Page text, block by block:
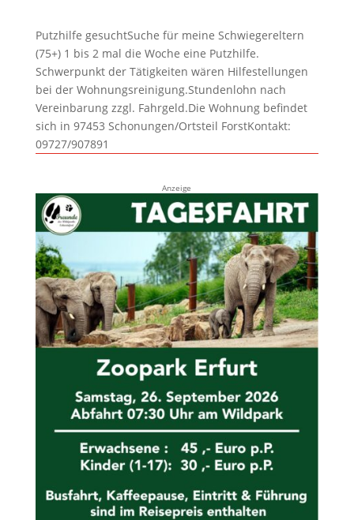
Putzhilfe gesuchtSuche für meine Schwiegereltern
(75+) 1 bis 2 mal die Woche eine Putzhilfe.
Schwerpunkt der Tätigkeiten wären Hilfestellungen
bei der Wohnungsreinigung.Stundenlohn nach
Vereinbarung zzgl. Fahrgeld.Die Wohnung befindet
sich in 97453 Schonungen/Ortsteil ForstKontakt:
09727/907891
Anzeige